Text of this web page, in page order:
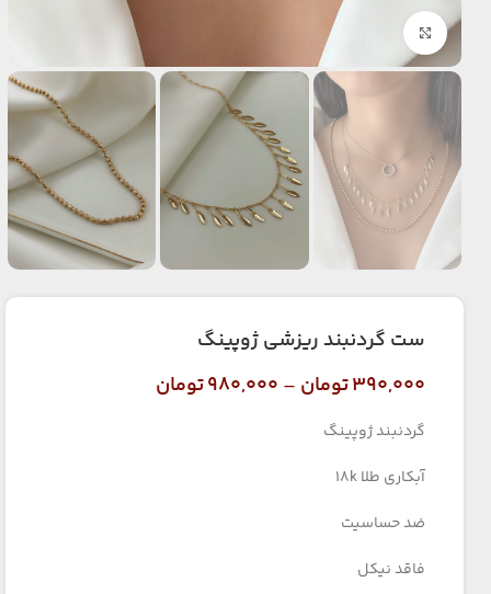
بزرگنمایی تصویر
ست گردنبند ریزشی ژوپینگ
۳۹۰,۰۰۰تومان – ۹۸۰,۰۰۰تومان
گردنبند ژوپینگ
آبکاری طلا 18k
ضد حساسیت
فاقد نیکل